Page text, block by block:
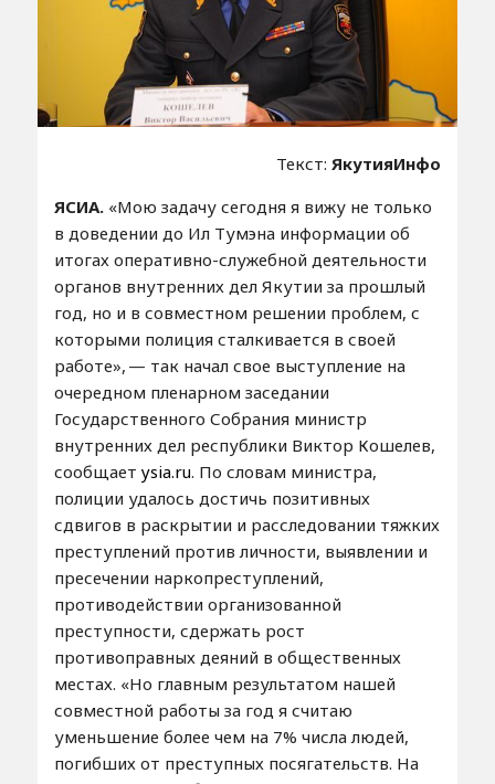
Текст: ЯкутияИнфо
ЯСИА.«Мою задачу сегодня я вижу не только
в доведении до Ил Тумэна информации об
итогах оперативно-служебной деятельности
органов внутренних дел Якутии за прошлый
год, но и в совместном решении проблем, с
которыми полиция сталкивается в своей
работе», — так начал свое выступление на
очередном пленарном заседании
Государственного Собрания министр
внутренних дел республики Виктор Кошелев,
сообщает ysia.ru. По словам министра,
полиции удалось достичь позитивных
сдвигов в раскрытии и расследовании тяжких
преступлений против личности, выявлении и
пресечении наркопреступлений,
противодействии организованной
преступности, сдержать рост
противоправных деяний в общественных
местах. «Но главным результатом нашей
совместной работы за год я считаю
уменьшение более чем на 7% числа людей,
погибших от преступных посягательств. На